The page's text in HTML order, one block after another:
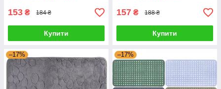
153 ₴ 184 ₴
Купити
157 ₴ 188 ₴
Купити
–17% –17%